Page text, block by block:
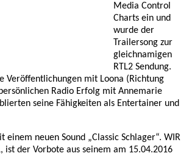
Media Control
Charts ein und
wurde der
Trailersong zur
gleichnamigen
RTL2 Sendung.
Veröffentlichungen mit Loona (Richtung
Radio Erfolg mit Annemarie
seine Fähigkeiten als Entertainer und
einem neuen Sound „Classic Schlager“. WIR
ist der Vorbote aus seinem am 15.04.2016